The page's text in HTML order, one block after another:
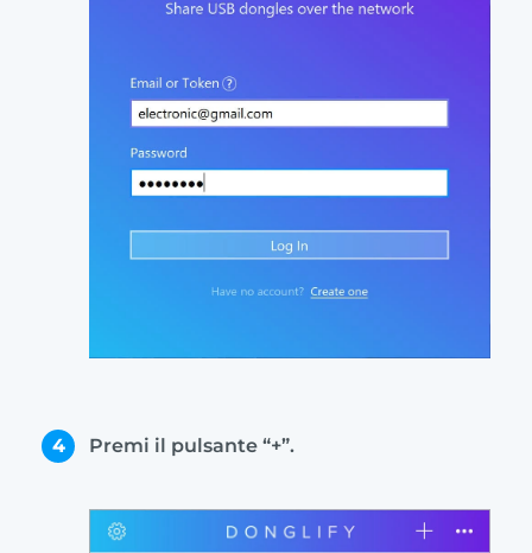
4 Premi il pulsante “+”.